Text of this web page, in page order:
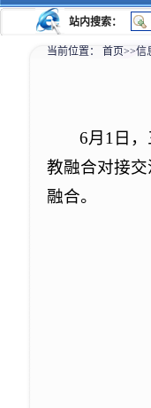
站内搜索：
当前位置： 首页>>信
6月1日
教融合对接
融合。